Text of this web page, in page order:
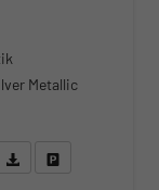
Metallic
rufen Sie an
Fahrzeugexposé (PDF)